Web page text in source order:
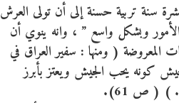
سنة تربية حسنة إلى أن تولى العرش
الأمور وبشكل واسع ” ، وانه ينوي أن
المعروضة ( ومنها : سفير العراق في
كونه يحب الجيش ويعتز بأبرز
) ( ص 61).